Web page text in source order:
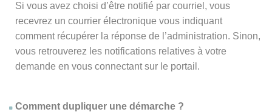
Si vous avez choisi d’être notifié par courriel, vous
recevrez un courrier électronique vous indiquant
comment récupérer la réponse de l’administration. Sinon,
vous retrouverez les notifications relatives à votre
demande en vous connectant sur le portail.
Comment dupliquer une démarche ?